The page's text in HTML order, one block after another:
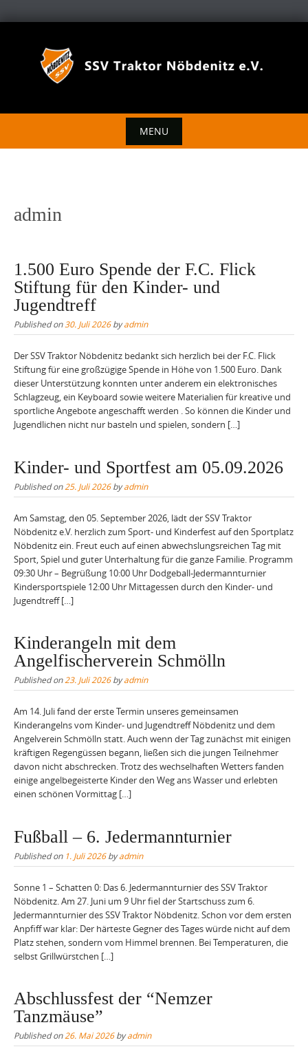
MENU
admin
1.500 Euro Spende der F.C. Flick
Stiftung für den Kinder- und
Jugendtreff
Published on30. Juli 2026byadmin
Der SSV Traktor Nöbdenitz bedankt sich herzlich bei der F.C. Flick
Stiftung für eine großzügige Spende in Höhe von 1.500 Euro. Dank
dieser Unterstützung konnten unter anderem ein elektronisches
Schlagzeug, ein Keyboard sowie weitere Materialien für kreative und
sportliche Angebote angeschafft werden . So können die Kinder und
Jugendlichen nicht nur basteln und spielen, sondern […]
Kinder- und Sportfest am 05.09.2026
Published on25. Juli 2026byadmin
Am Samstag, den 05. September 2026, lädt der SSV Traktor
Nöbdenitz e.V. herzlich zum Sport- und Kinderfest auf den Sportplatz
Nöbdenitz ein. Freut euch auf einen abwechslungsreichen Tag mit
Sport, Spiel und guter Unterhaltung für die ganze Familie. Programm
09:30 Uhr – Begrüßung 10:00 Uhr Dodgeball-Jedermannturnier
Kindersportspiele 12:00 Uhr Mittagessen durch den Kinder- und
Jugendtreff […]
Kinderangeln mit dem
Angelfischerverein Schmölln
Published on23. Juli 2026byadmin
Am 14. Juli fand der erste Termin unseres gemeinsamen
Kinderangelns vom Kinder- und Jugendtreff Nöbdenitz und dem
Angelverein Schmölln statt. Auch wenn der Tag zunächst mit einigen
kräftigen Regengüssen begann, ließen sich die jungen Teilnehmer
davon nicht abschrecken. Trotz des wechselhaften Wetters fanden
einige angelbegeisterte Kinder den Weg ans Wasser und erlebten
einen schönen Vormittag […]
Fußball – 6. Jedermannturnier
Published on 1. Juli 2026byadmin
Sonne 1 – Schatten 0: Das 6. Jedermannturnier des SSV Traktor
Nöbdenitz. Am 27. Juni um 9 Uhr fiel der Startschuss zum 6.
Jedermannturnier des SSV Traktor Nöbdenitz. Schon vor dem ersten
Anpfiff war klar: Der härteste Gegner des Tages würde nicht auf dem
Platz stehen, sondern vom Himmel brennen. Bei Temperaturen, die
selbst Grillwürstchen […]
Abschlussfest der “Nemzer
Tanzmäuse”
Published on26. Mai 2026byadmin